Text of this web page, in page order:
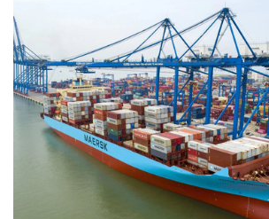
song hành, giúp doanh nghiệp (DN) logistics
giảm phát thải và khẳng định vị thế trong khu
Bình Dương.